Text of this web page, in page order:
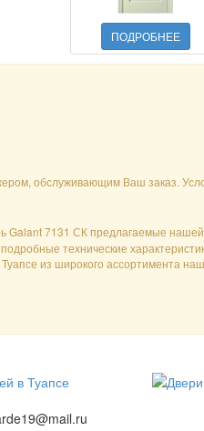
ПОДРОБНЕЕ
обслуживающим Ваш заказ.
Galant 7131 СК предлагаемые
технические
из широкого ассортимента